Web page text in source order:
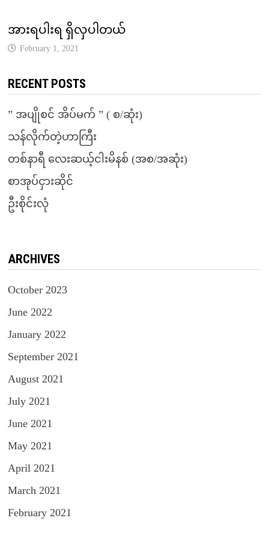
အားရပါးရ ရှိလှပါတယ်
February 1, 2021
RECENT POSTS
” အပျိုစင် အိပ်မက် ” ( စ/ဆုံး)
သန်လိုက်တဲ့ဟာကြီး
တစ်နာရီ လေးဆယ့်ငါးမိနစ် (အစ/အဆုံး)
စာအုပ်ငှားဆိုင်
ဦးစိုင်းလုံ
ARCHIVES
October 2023
June 2022
January 2022
September 2021
August 2021
July 2021
June 2021
May 2021
April 2021
March 2021
February 2021